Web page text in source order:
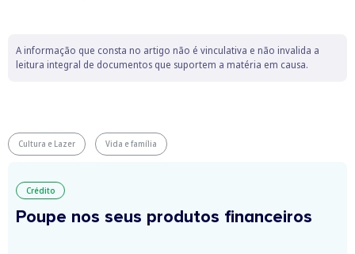
A informação que consta no artigo não é vinculativa e não invalida a
leitura integral de documentos que suportem a matéria em causa.
Cultura e Lazer Vida e família
Crédito
Poupe nos seus produtos financeiros